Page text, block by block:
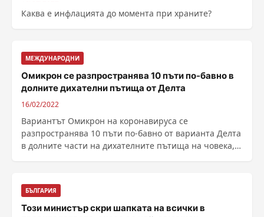
Каква е инфлацията до момента при храните?
МЕЖДУНАРОДНИ
Омикрон се разпространява 10 пъти по-бавно в
долните дихателни пътища от Делта
16/02/2022
Вариантът Омикрон на коронавируса се
разпространява 10 пъти по-бавно от варианта Делта
в долните части на дихателните пътища на човека,
БЪЛГАРИЯ
Този министър скри шапката на всички в